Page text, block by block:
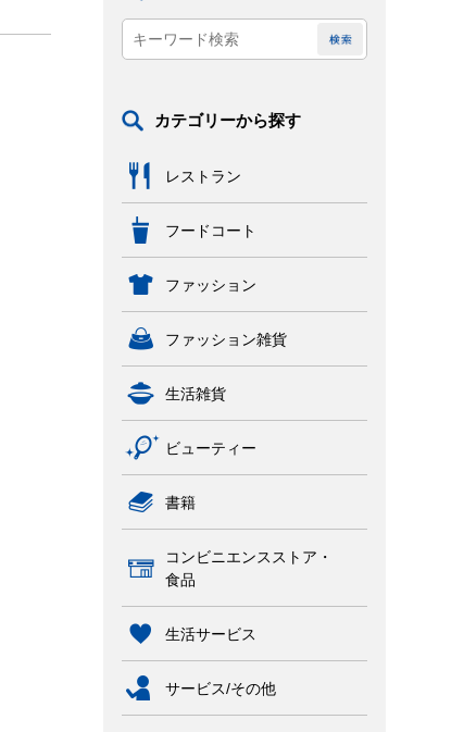
カテゴリーから探す
レストラン
フードコート
ファッション
ファッション雑貨
生活雑貨
ビューティー
書籍
コンビニエンスストア・
食品
生活サービス
サービス/その他